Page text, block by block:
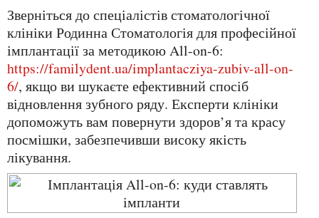
Зверніться до спеціалістів стоматологічної
клініки Родинна Стоматологія для професійної
імплантації за методикою All-on-6:
https://familydent.ua/implantacziya-zubiv-all-on-
6/, якщо ви шукаєте ефективний спосіб
відновлення зубного ряду. Експерти клініки
допоможуть вам повернути здоров’я та красу
посмішки, забезпечивши високу якість
лікування.